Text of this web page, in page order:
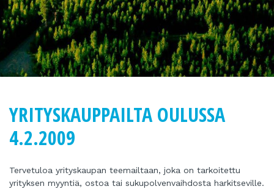
YRITYSKAUPPAILTA OULUSSA
4.2.2009
Tervetuloa yrityskaupan teemailtaan, joka on tarkoitettu
yrityksen myyntiä, ostoa tai sukupolvenvaihdosta harkitseville.